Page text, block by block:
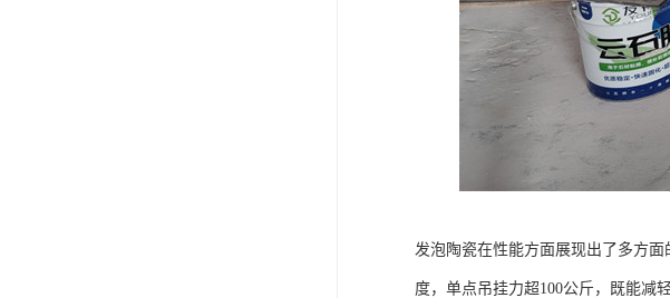
发泡陶瓷在性能方面展现出了多方
度，单点吊挂力超100公斤，既能减